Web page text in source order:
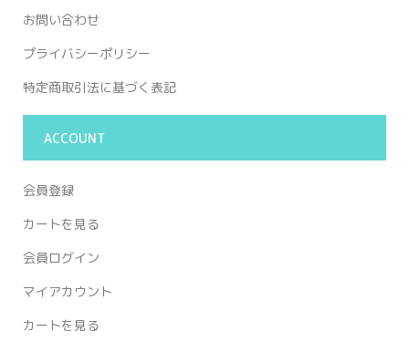
お問い合わせ
プライバシーポリシー
特定商取引法に基づく表記
ACCOUNT
会員登録
カートを見る
会員ログイン
マイアカウント
カートを見る